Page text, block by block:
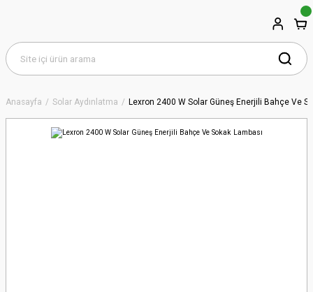
Anasayfa Solar Aydınlatma Lexron 2400 W Solar Güneş Enerjili Bahçe Ve